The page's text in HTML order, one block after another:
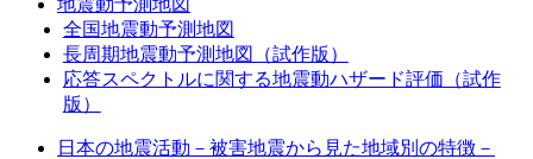
地震動予測地図
全国地震動予測地図
長周期地震動予測地図（試作版）
応答スペクトルに関する地震動ハザード評価（試作
版）
日本の地震活動－被害地震から見た地域別の特徴－